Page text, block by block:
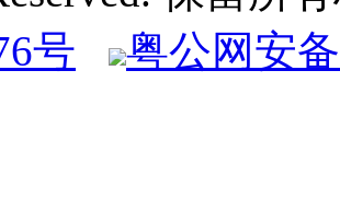
号
粤公网安